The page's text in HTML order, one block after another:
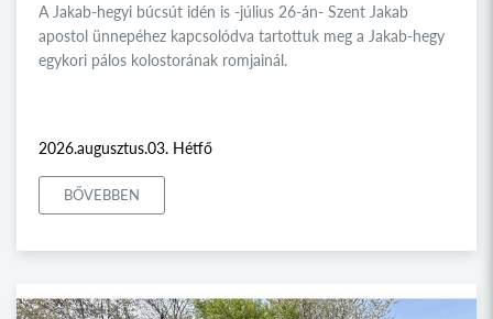
A Jakab-hegyi búcsút idén is -július 26-án- Szent Jakab
apostol ünnepéhez kapcsolódva tartottuk meg a Jakab-hegy
egykori pálos kolostorának romjainál.
2026.augusztus.03. Hétfő
BŐVEBBEN